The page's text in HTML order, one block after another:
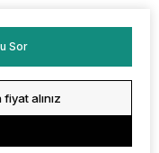
Sor
alınız